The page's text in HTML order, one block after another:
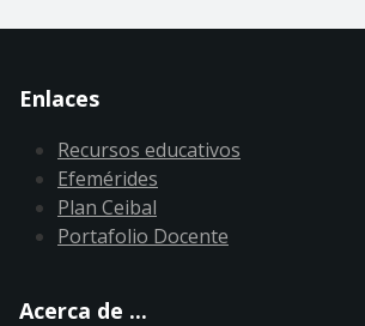
Enlaces
Recursos educativos
Efemérides
Plan Ceibal
Portafolio Docente
Acerca de ...